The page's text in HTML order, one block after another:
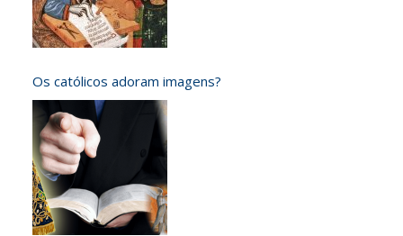
Os católicos adoram imagens?